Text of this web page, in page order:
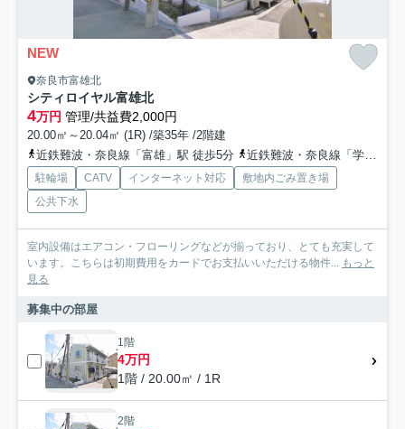
NEW
奈良市富雄北
シティロイヤル富雄北
4万円 管理/共益費2,000円
20.00㎡～20.04㎡ (1R) /築35年 /2階建
近鉄難波・奈良線「富雄」駅 徒歩5分
近鉄難波・奈良線「学園前」駅 徒歩20分
駐輪場 CATV インターネット対応
敷地内ごみ置き場
公共下水
室内設備はエアコン・フローリングなどが揃っており、とても充実して
います。こちらは初期費用をカードでお支払いいただける物件... もっと
見る
募集中の部屋
1階
4万円
1階 / 20.00㎡ / 1R
2階